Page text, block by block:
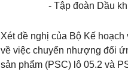
- Tập đoàn Dầu
Xét đề nghị của Bộ Kế
về việc chuyển nhượng đối
sản phẩm (PSC) lô 05.2 và